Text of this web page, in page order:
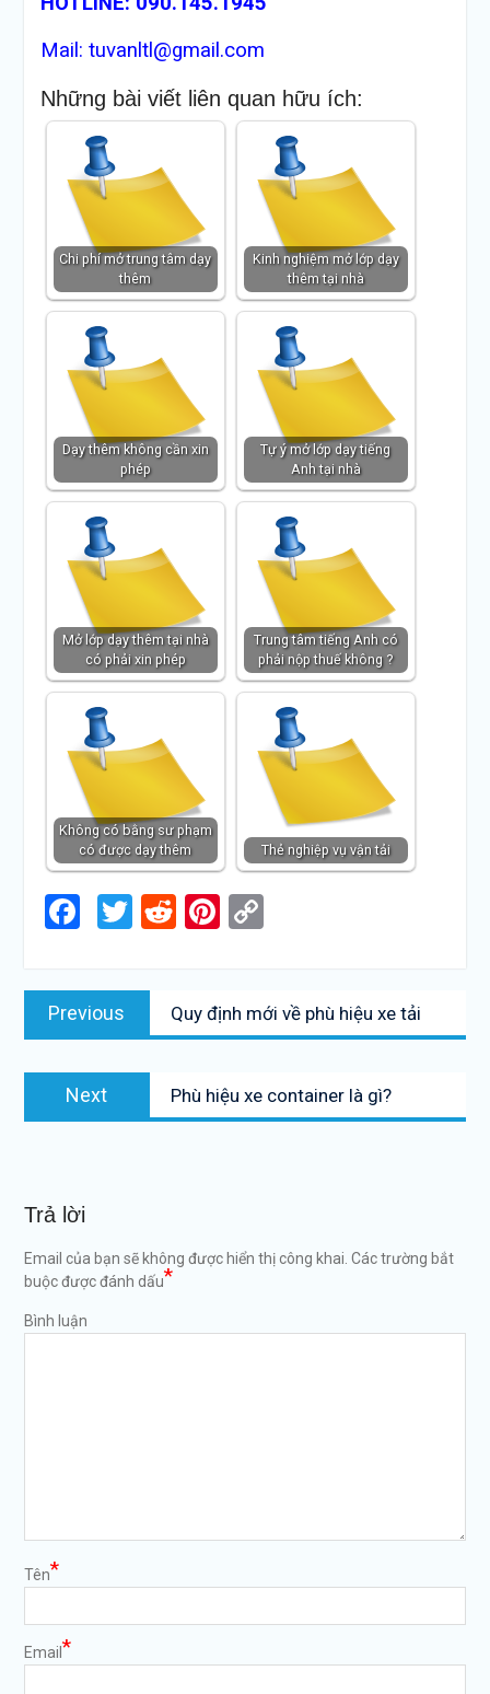
Mail: tuvanltl@gmail.com
Những bài viết liên quan hữu ích:
Chi phí mở trung tâm dạy
thêm
Kinh nghiệm mở lớp dạy
thêm tại nhà
Dạy thêm không cần xin
phép
Tự ý mở lớp dạy tiếng
Anh tại nhà
Mở lớp dạy thêm tại nhà
có phải xin phép
Trung tâm tiếng Anh có
phải nộp thuế không ?
Không có bằng sư phạm
có được dạy thêm
Thẻ nghiệp vụ vận tải
Facebook
Twitter
RedditPinterest
Copy
Điều
hướng
Previous
Previous
post:
Quy định mới về phù hiệu xe tải
Next
Next
post:
Phù hiệu xe container là gì?
Trả lời
Email của bạn sẽ không được hiển thị công khai. Các trường bắt
buộc được đánh dấu*
Bình luận
Tên*
Email *